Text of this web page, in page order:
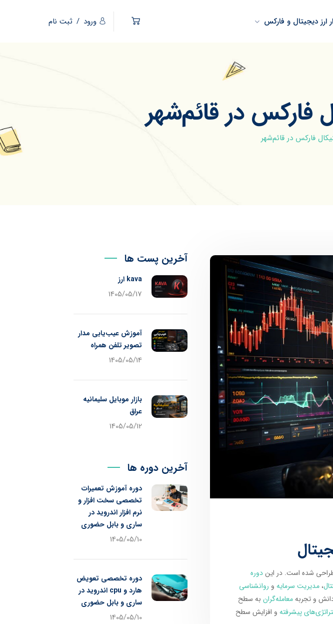
ارز دیجیتال و فارکس ورود / ثبت نام
فارکس در قائم‌شهر
فارکس در قائم‌شهر
شده است. در ایندوره
، مدیریت سرمایه و روانشناسی
دانش و تجربهمعامله‌گران به سطح
پیشرفته و افزایش سطح
آخرین پست ها
kava ارز
1405/05/17
آموزش عیب‌یابی مدار
تصویر تلفن همراه
1405/05/14
بازار موبایل سلیمانیه
عراق
1405/05/12
آخرین دوره ها
دوره آموزش تعمیرات
تخصصی سخت افزار و
نرم افزار اندروید در
ساری و بابل حضوری
1405/05/10
دوره تخصصی تعویض
هارد و cpu اندروید در
ساری و بابل حضوری
1405/05/10